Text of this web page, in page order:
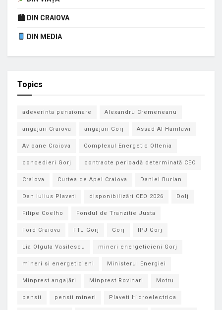
🏙 DIN CRAIOVA
DIN MEDIA
Topics
adeverinta pensionare Alexandru Cremeneanu
angajari Craiova angajari Gorj Assad Al-Hamlawi
Avioane Craiova Complexul Energetic Oltenia
concedieri Gorj contracte perioadă determinată CEO
Craiova Curtea de Apel Craiova Daniel Burlan
Dan Iulius Plaveti disponibilizări CEO 2026 Dolj
Filipe Coelho Fondul de Tranzitie Justa
Ford Craiova FTJ Gorj Gorj IPJ Gorj
Lia Olguta Vasilescu mineri energeticieni Gorj
mineri si energeticieni Ministerul Energiei
Minprest angajări Minprest Rovinari Motru
pensii pensii mineri Plaveti Hidroelectrica